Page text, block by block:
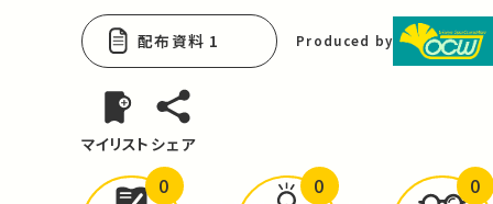
配布資料 1 Produced by
マイリスト シェア
0 0 0